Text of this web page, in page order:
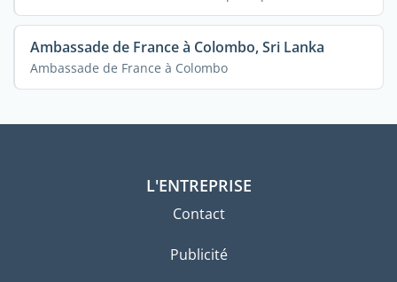
Ambassade de France à Colombo, Sri Lanka
Ambassade de France à Colombo
L'ENTREPRISE
Contact
Publicité